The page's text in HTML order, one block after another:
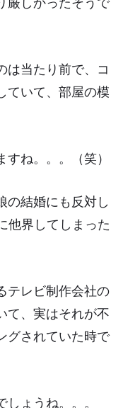
は当たり前で、コ
いて、 部屋の模
ね。。。（笑）
の結婚にも反対し
他界してしまった
テレビ制作会社の
て、実はそれが不
グされていた時で
ょうね。。。